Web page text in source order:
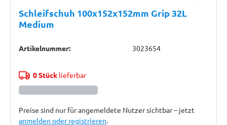
Schleifschuh 100x152x152mm Grip 32L
Medium
Artikelnummer: 3023654
0 Stücklieferbar
Preise sind nur für angemeldete Nutzer sichtbar – jetzt
anmelden oder registrieren.